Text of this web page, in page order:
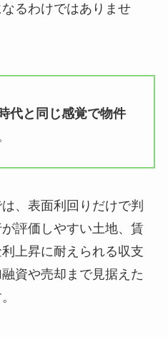
るわけではありませ
代と同じ感覚で物件
、表面利回りだけで判
評価しやすい土地、賃
上昇に耐えられる収支
資や売却まで見据えた